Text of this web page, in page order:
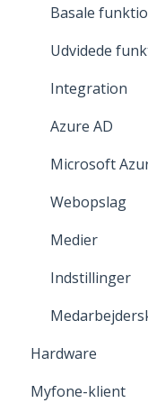
SIM-kort
eSIM
Basale
Udvidede
Integration
Azure AD
Microsoft
Webopslag
Medier
Indstillinger
Hardware
Headset
Myfone-klient